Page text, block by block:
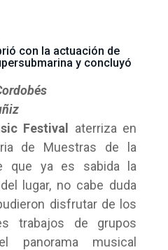
con la actuación de
y concluyó
Festival
aterriza en
de Muestras de la
que ya es sabida la
lugar, no cabe duda
disfrutar de los
trabajos de grupos
panorama musical